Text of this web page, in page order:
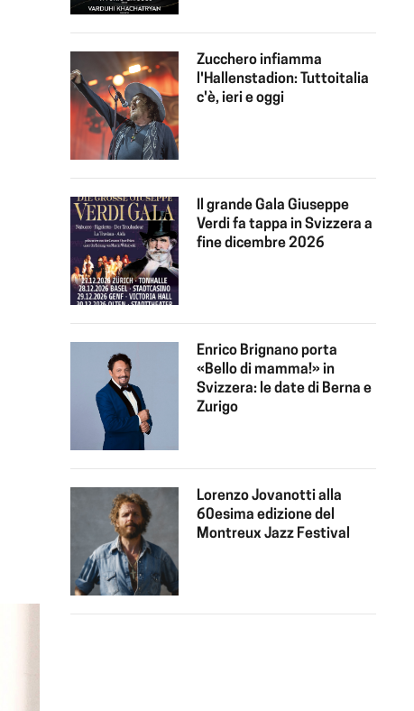
Zucchero infiamma
l'Hallenstadion: Tuttoitalia
c'è, ieri e oggi
Il grande Gala Giuseppe
Verdi fa tappa in Svizzera a
fine dicembre 2026
Enrico Brignano porta
«Bello di mamma!» in
Svizzera: le date di Berna e
Zurigo
Lorenzo Jovanotti alla
60esima edizione del
Montreux Jazz Festival